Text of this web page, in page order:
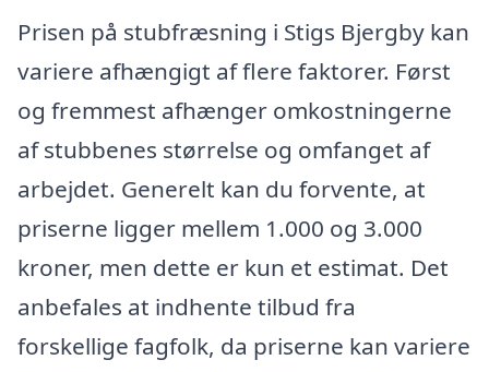
Prisen på stubfræsning i Stigs Bjergby kan
variere afhængigt af flere faktorer. Først
og fremmest afhænger omkostningerne
af stubbenes størrelse og omfanget af
arbejdet. Generelt kan du forvente, at
priserne ligger mellem 1.000 og 3.000
kroner, men dette er kun et estimat. Det
anbefales at indhente tilbud fra
forskellige fagfolk, da priserne kan variere